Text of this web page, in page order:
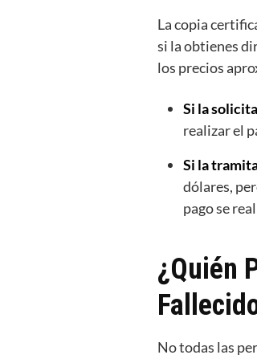
La copia
si la obtienes
los precios
Si la
realizar el
Si la
dólares,
pago se
¿Quién
No todas las